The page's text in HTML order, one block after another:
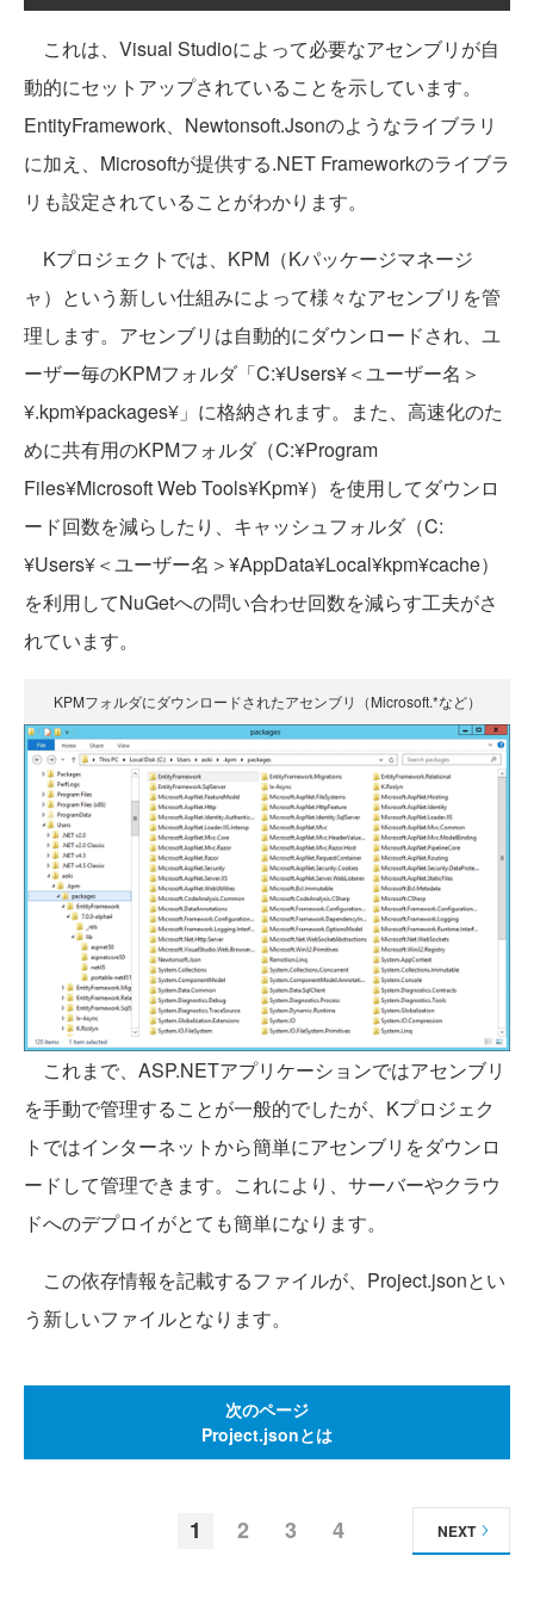
これは、Visual Studioによって必要なアセンブリが自
動的にセットアップされていることを示しています。
EntityFramework、Newtonsoft.Jsonのようなライブラリ
に加え、Microsoftが提供する.NET Frameworkのライブラ
リも設定されていることがわかります。
Kプロジェクトでは、KPM（Kパッケージマネージ
ャ）という新しい仕組みによって様々なアセンブリを管
理します。アセンブリは自動的にダウンロードされ、ユ
ーザー毎のKPMフォルダ「C:¥Users¥＜ユーザー名＞
¥.kpm¥packages¥」に格納されます。また、高速化のた
めに共有用のKPMフォルダ（C:¥Program
Files¥Microsoft Web Tools¥Kpm¥）を使用してダウンロ
ード回数を減らしたり、キャッシュフォルダ（C:
¥Users¥＜ユーザー名＞¥AppData¥Local¥kpm¥cache）
を利用してNuGetへの問い合わせ回数を減らす工夫がさ
れています。
KPMフォルダにダウンロードされたアセンブリ（Microsoft.*など）
これまで、ASP.NETアプリケーションではアセンブリ
を手動で管理することが一般的でしたが、Kプロジェク
トではインターネットから簡単にアセンブリをダウンロ
ードして管理できます。これにより、サーバーやクラウ
ドへのデプロイがとても簡単になります。
この依存情報を記載するファイルが、Project.jsonとい
う新しいファイルとなります。
次のページ
Project.jsonとは
1 2 3 4 NEXT